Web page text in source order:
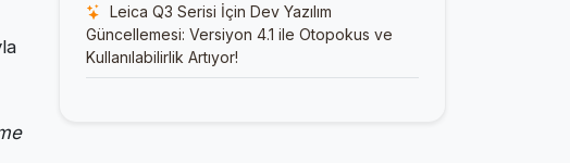
Leica Q3 Serisi İçin Dev Yazılım
Güncellemesi: Versiyon 4.1 ile Otopokus ve
Kullanılabilirlik Artıyor!